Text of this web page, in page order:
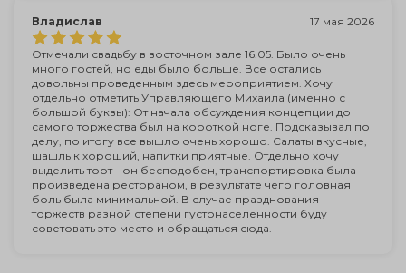
Владислав 17 мая 2026
Отмечали свадьбу в восточном зале 16.05. Было очень
много гостей, но еды было больше. Все остались
довольны проведенным здесь мероприятием. Хочу
отдельно отметить Управляющего Михаила (именно с
большой буквы): От начала обсуждения концепции до
самого торжества был на короткой ноге. Подсказывал по
делу, по итогу все вышло очень хорошо. Салаты вкусные,
шашлык хороший, напитки приятные. Отдельно хочу
выделить торт - он бесподобен, транспортировка была
произведена рестораном, в результате чего головная
боль была минимальной. В случае празднования
торжеств разной степени густонаселенности буду
советовать это место и обращаться сюда.